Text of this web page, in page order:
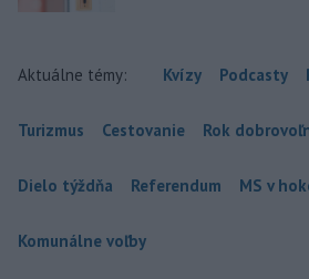
Aktuálne témy: Kvízy Podcasty
Turizmus Cestovanie Rok
Dielo týždňa Referendum MS v
Komunálne voľby